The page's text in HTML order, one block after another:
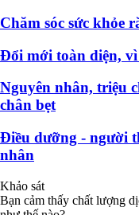
Chăm sóc sức khỏe
Đổi mới toàn diện,
Nguyên nhân, triệu
chân bẹt
Điều dưỡng - người
nhân
Khảo sát
Bạn cảm thấy chất lượng